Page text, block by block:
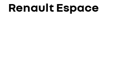
Renault Espace